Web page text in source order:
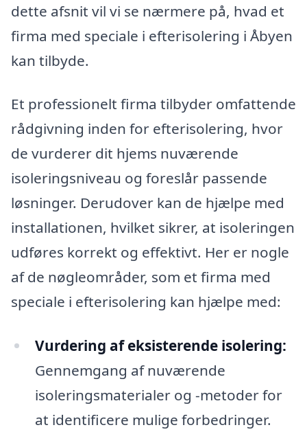
dette afsnit vil vi se nærmere på, hvad et
firma med speciale i efterisolering i Åbyen
kan tilbyde.
Et professionelt firma tilbyder omfattende
rådgivning inden for efterisolering, hvor
de vurderer dit hjems nuværende
isoleringsniveau og foreslår passende
løsninger. Derudover kan de hjælpe med
installationen, hvilket sikrer, at isoleringen
udføres korrekt og effektivt. Her er nogle
af de nøgleområder, som et firma med
speciale i efterisolering kan hjælpe med:
Vurdering af eksisterende isolering:
Gennemgang af nuværende
isoleringsmaterialer og -metoder for
at identificere mulige forbedringer.